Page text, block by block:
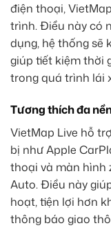
điện thoại,
trình. Điều này có
dụng, hệ thống sẽ
giúp tiết kiệm thời
trong quá trình lái
Tương thích đa
VietMap Live hỗ
bị như Apple
thoại và màn hình
Auto. Điều này
hoạt, tiện lợi hơn
thông báo giao